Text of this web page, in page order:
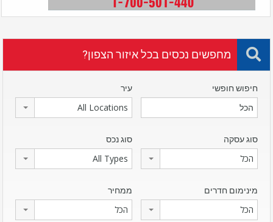
מחפשים נכסים בכל איזור הצפון?
חיפוש חופשי עיר
All Locations
סוג עסקה
הכל
סוג נכס
All Types
מינימום חדרים
הכל
ממחיר
הכל